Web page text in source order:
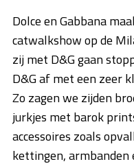
Dolce en Gabbana
catwalkshow op de
zij met D&G gaan
D&G af met een zeer
Zo zagen we zijden
jurkjes met barok
accessoires zoals
kettingen, armbanden